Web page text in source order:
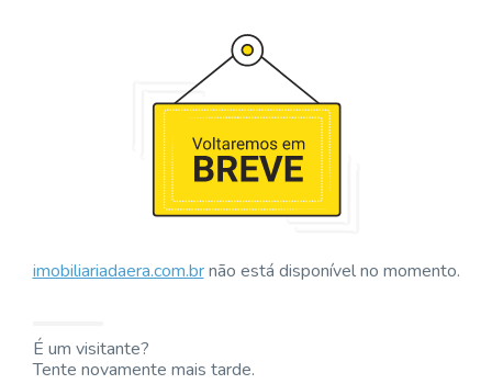
imobiliariadaera.com.brnão está disponível no momento.
É um visitante?
Tente novamente mais tarde.